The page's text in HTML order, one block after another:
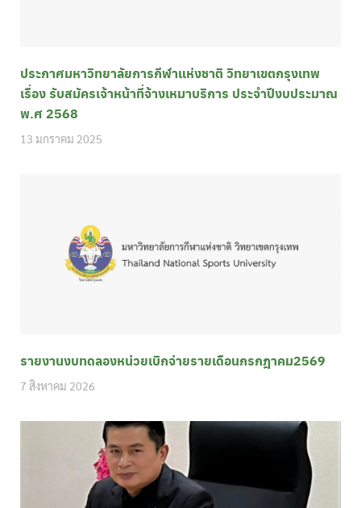
ประกาศมหาวิทยาลัยการกีฬาแห่งชาติ วิทยาเขตกรุงเทพ
เรื่อง รับสมัครเจ้าหน้าที่จ้างเหมาบริการ ประจำปีงบประมาณ
พ.ศ 2568
13 มกราคม 2025
รายงานงบทดลองหน่วยเบิกจ่ายรายเดือนกรกฎาคม2569
7 สิงหาคม 2026